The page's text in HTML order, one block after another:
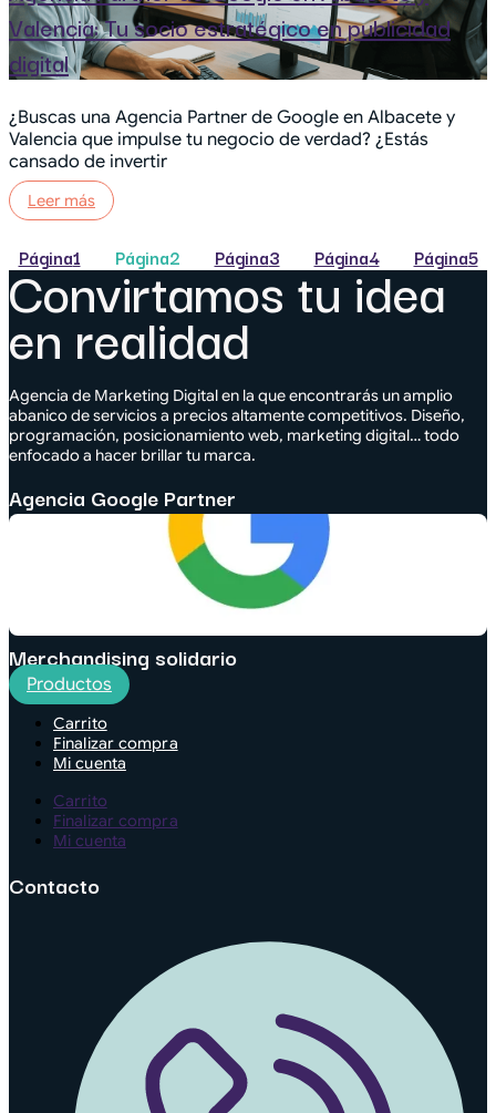
Valencia: Tu socio estratégico en publicidad
digital
¿Buscas una Agencia Partner de Google en Albacete y
Valencia que impulse tu negocio de verdad? ¿Estás
cansado de invertir
Leer más
Página1 Página2 Página3 Página4 Página5
Convirtamos tu idea
en realidad
Agencia de Marketing Digital en la que encontrarás un amplio
abanico de servicios a precios altamente competitivos. Diseño,
programación, posicionamiento web, marketing digital… todo
enfocado a hacer brillar tu marca.
Agencia Google Partner
Merchandising solidario
Productos
Carrito
Finalizar compra
Mi cuenta
Carrito
Finalizar compra
Mi cuenta
Contacto